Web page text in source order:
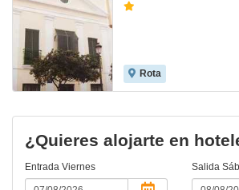
Rota
¿Quieres alojarte en
Entrada Viernes Salida